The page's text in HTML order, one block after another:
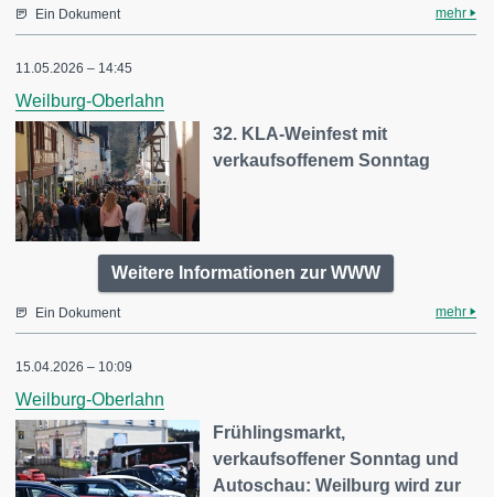
Ein Dokument mehr
11.05.2026 – 14:45
Weilburg-Oberlahn
32. KLA-Weinfest mit
verkaufsoffenem Sonntag
Weitere Informationen zur WWW
Ein Dokument mehr
15.04.2026 – 10:09
Weilburg-Oberlahn
Frühlingsmarkt,
verkaufsoffener Sonntag und
Autoschau: Weilburg wird zur